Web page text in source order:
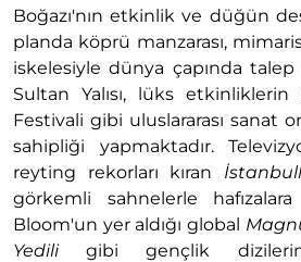
Boğazı'nın etkinlik ve düğün
planda köprü manzarası,
iskelesiyle dünya çapında
Sultan Yalısı, lüks etkinliklerin
Festivali gibi uluslararası sanat
sahipliği yapmaktadır.
reyting rekorları kıran
görkemli sahnelerle hafızalara
Bloom'un yer aldığı global
Yediligibi gençlik